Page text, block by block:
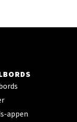
appen